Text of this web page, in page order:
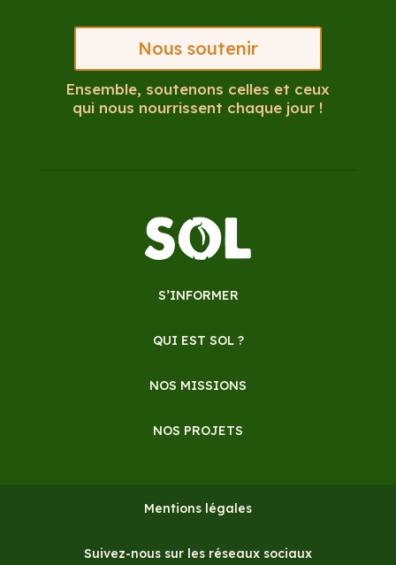
Nous soutenir
Ensemble, soutenons celles et ceux
qui nous nourrissent chaque jour !
S’INFORMER
QUI EST SOL ?
NOS MISSIONS
NOS PROJETS
Mentions légales
Suivez-nous sur les réseaux sociaux